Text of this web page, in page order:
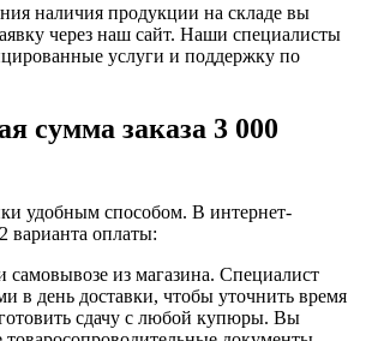
наличия продукции на складе вы
через наш сайт. Наши специалисты
услуги и поддержку по
сумма заказа 3 000
удобным способом. В интернет-
варианта оплаты:
из магазина. Специалист
в день доставки, чтобы уточнить время
сдачу с любой купюры. Вы